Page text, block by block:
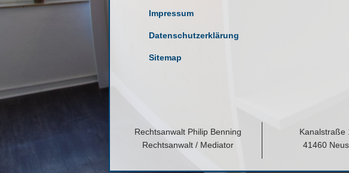
Impressum
Datenschutzerklärung
Sitemap
Rechtsanwalt Philip Benning
Rechtsanwalt / Mediator
Kanalstraße
41460